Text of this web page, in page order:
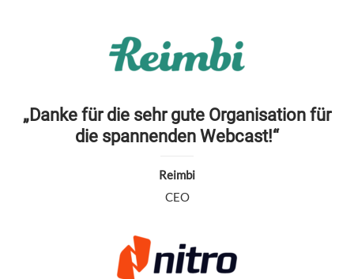
„Danke für die sehr gute Organisation für
die spannenden Webcast!“
Reimbi
CEO